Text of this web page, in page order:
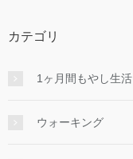
カテゴリ
1ヶ月間もやし生活
ウォーキング